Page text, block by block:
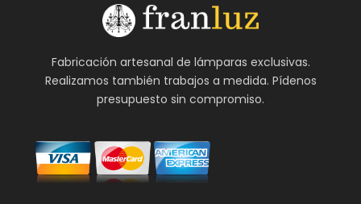
Fabricación artesanal de lámparas exclusivas.
Realizamos también trabajos a medida. Pídenos
presupuesto sin compromiso.